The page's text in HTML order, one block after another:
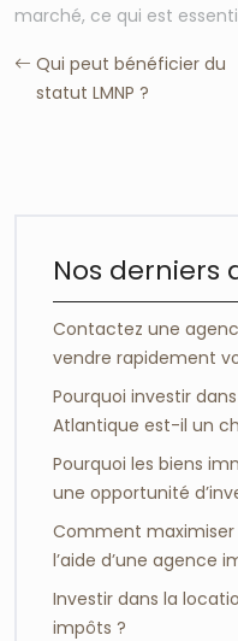
marché, ce qui est
Qui peut bénéficier du
statut LMNP ?
Nos derniers
Contactez une
vendre rapidement
Pourquoi investir
Atlantique est-il un
Pourquoi les biens
une opportunité
Comment
l’aide d’une agence
Investir dans la
impôts ?